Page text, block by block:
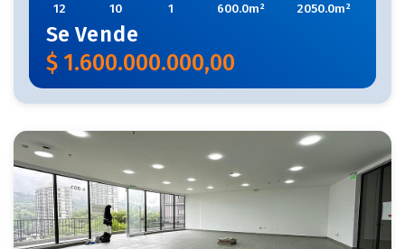
12 10 1 600.0m² 2050.0m²
Se Vende
$ 1.600.000.000,00